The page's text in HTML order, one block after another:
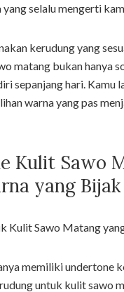
selalu mengerti
kerudung yang
matang bukan hanya
sepanjang hari.
warna yang pas
Kulit Sawo
yang Bijak
memiliki undertone
untuk kulit sawo